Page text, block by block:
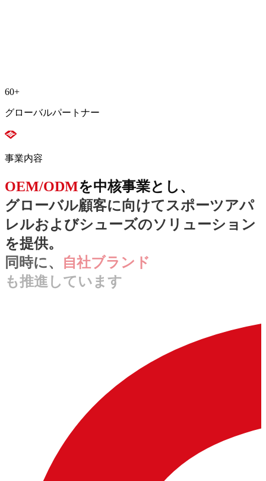
60+
グローバルパートナー
事業内容
OEM/ODMを中核事業とし、
グローバル顧客に向けてスポーツアパ
レルおよびシューズのソリューション
を提供。
同時に、
自社ブランド
も推進しています